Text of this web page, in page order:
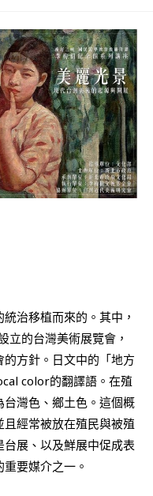
治移植而來的。其中，
立的台灣美術展覽會，
方針。日文中的「地方
color的翻譯語。在殖
灣色、鄉土色。這個概
經常被放在殖民與被殖
展、以及鮮展中促成表
要媒介之一。